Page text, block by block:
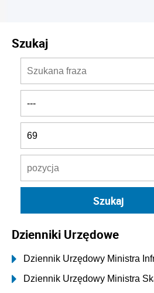
Szukaj
Dzienniki Urzędowe
Dziennik Urzędowy Ministra
Dziennik Urzędowy Ministra